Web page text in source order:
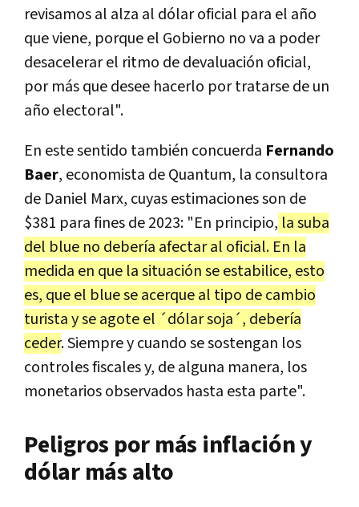
revisamos al alza al dólar oficial para el año
que viene, porque el Gobierno no va a poder
desacelerar el ritmo de devaluación oficial,
por más que desee hacerlo por tratarse de un
año electoral".
En este sentido también concuerda Fernando
Baer, economista de Quantum, la consultora
de Daniel Marx, cuyas estimaciones son de
$381 para fines de 2023: "En principio, la suba
del blue no debería afectar al oficial. En la
medida en que la situación se estabilice, esto
es, que el blue se acerque al tipo de cambio
turista y se agote el ´dólar soja´, debería
ceder. Siempre y cuando se sostengan los
controles fiscales y, de alguna manera, los
monetarios observados hasta esta parte".
Peligros por más inflación y
dólar más alto